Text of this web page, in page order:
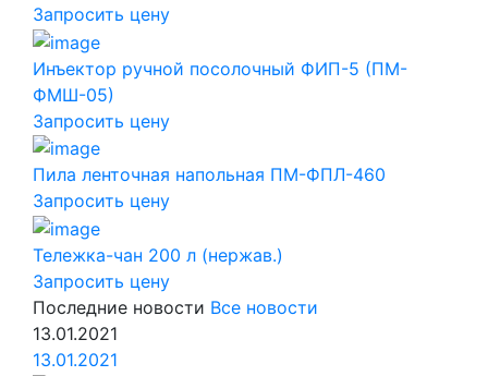
Запросить цену
Инъектор ручной посолочный ФИП-5 (ПМ-
ФМШ-05)
Запросить цену
Пила ленточная напольная ПМ-ФПЛ-460
Запросить цену
Тележка-чан 200 л (нержав.)
Запросить цену
Последние новости Все новости
13.01.2021
13.01.2021